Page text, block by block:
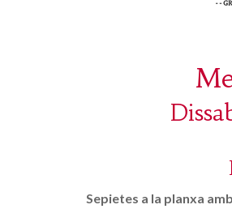
Sepietes a la planxa